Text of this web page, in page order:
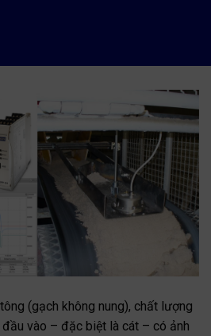
(gạch không nung), chất lượng
vào – đặc biệt là cát – có ảnh